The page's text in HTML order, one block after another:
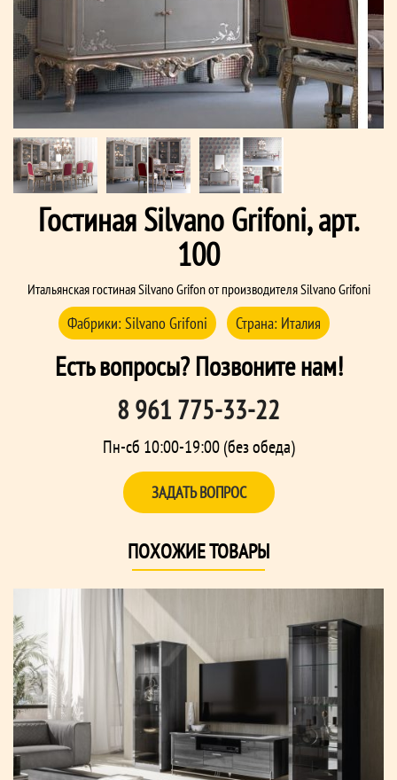
Гостиная Silvano Grifoni, арт.
100
Итальянская гостиная Silvano Grifon от производителя Silvano Grifoni
Фабрики: Silvano Grifoni Страна: Италия
Есть вопросы? Позвоните нам!
8 961 775-33-22
Пн-сб 10:00-19:00 (без обеда)
ЗАДАТЬ ВОПРОС
ПОХОЖИЕ ТОВАРЫ